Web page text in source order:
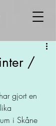
/
gjort en
i Skåne